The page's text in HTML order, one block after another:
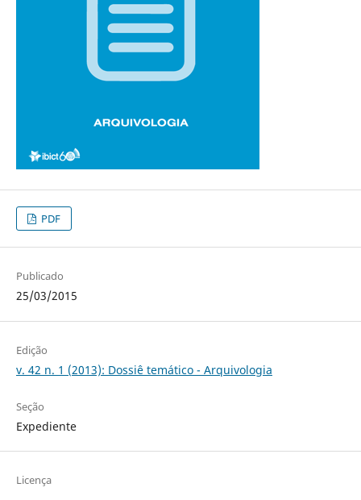
PDF
Publicado
25/03/2015
Edição
v. 42 n. 1 (2013): Dossiê temático - Arquivologia
Seção
Expediente
Licença